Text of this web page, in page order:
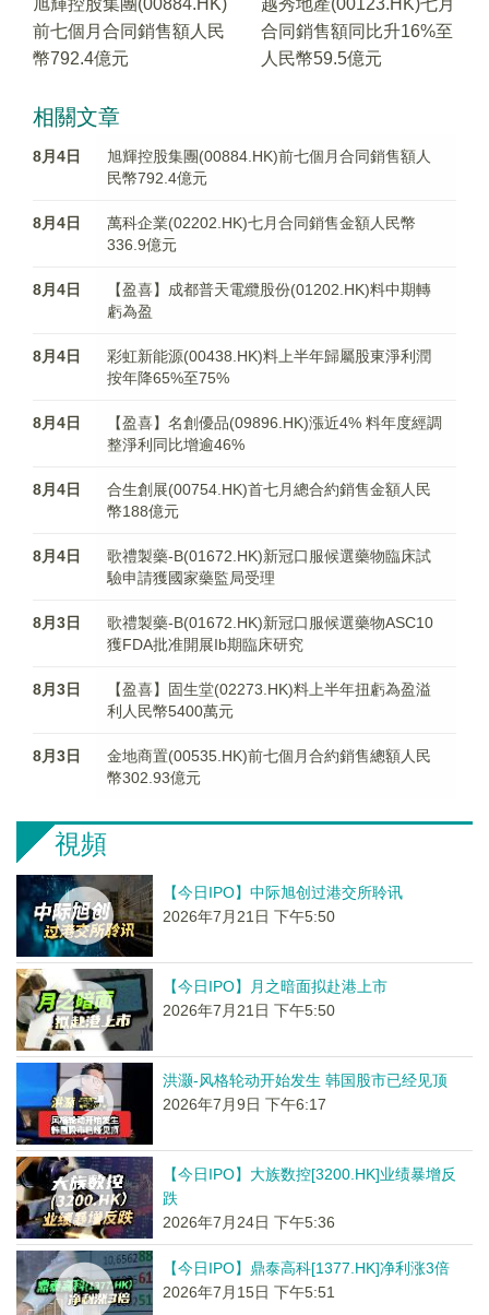
旭輝控股集團(00884.HK)
前七個月合同銷售額人民
幣792.4億元
越秀地產(00123.HK)七月
合同銷售額同比升16%至
人民幣59.5億元
相關文章
8月4日
旭輝控股集團(00884.HK)前七個月合同銷售額人
民幣792.4億元
8月4日
萬科企業(02202.HK)七月合同銷售金額人民幣
336.9億元
8月4日
【盈喜】成都普天電纜股份(01202.HK)料中期轉
虧為盈
8月4日
彩虹新能源(00438.HK)料上半年歸屬股東淨利潤
按年降65%至75%
8月4日
【盈喜】名創優品(09896.HK)漲近4% 料年度經調
整淨利同比增逾46%
8月4日
合生創展(00754.HK)首七月總合約銷售金額人民
幣188億元
8月4日
歌禮製藥-B(01672.HK)新冠口服候選藥物臨床試
驗申請獲國家藥監局受理
8月3日
歌禮製藥-B(01672.HK)新冠口服候選藥物ASC10
獲FDA批准開展Ib期臨床研究
8月3日
【盈喜】固生堂(02273.HK)料上半年扭虧為盈溢
利人民幣5400萬元
8月3日
金地商置(00535.HK)前七個月合約銷售總額人民
幣302.93億元
視頻
【今日IPO】中际旭创过港交所聆讯
2026年7月21日 下午5:50
【今日IPO】月之暗面拟赴港上市
2026年7月21日 下午5:50
洪灏-风格轮动开始发生 韩国股市已经见顶
2026年7月9日 下午6:17
【今日IPO】大族数控[3200.HK]业绩暴增反
跌
2026年7月24日 下午5:36
【今日IPO】鼎泰高科[1377.HK]净利涨3倍
2026年7月15日 下午5:51